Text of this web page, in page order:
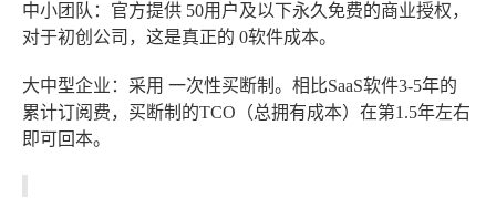
中小团队 ：官方提供 50用户及以下永久免费的商业授权，
对于初创公司，这是真正的 0软件成本。
大中型企业 ：采用 一次性买断制 。相比SaaS软件3-5年的
累计订阅费，买断制的TCO（总拥有成本）在第1.5年左右
即可回本。